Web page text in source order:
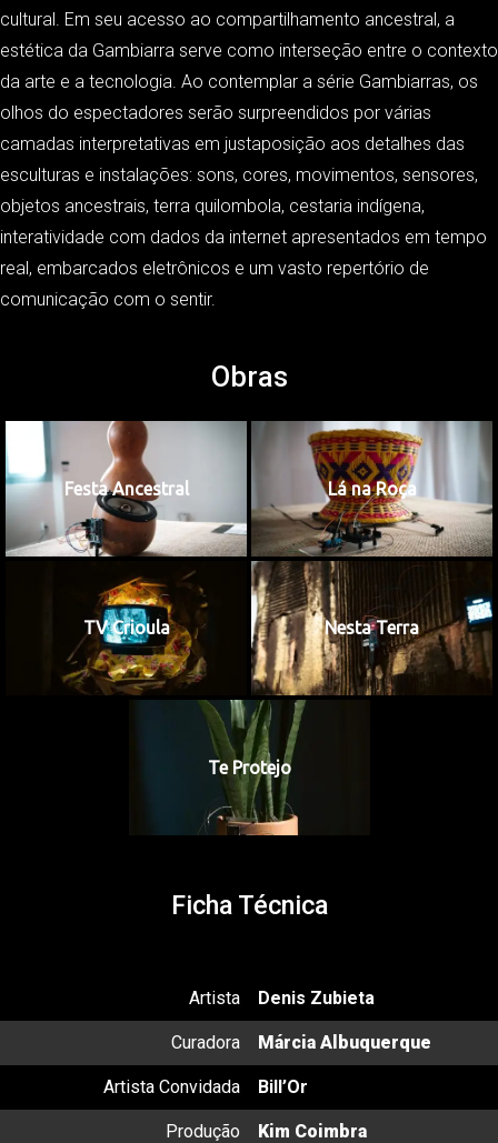
cultural. Em seu acesso ao compartilhamento ancestral, a
estética da Gambiarra serve como interseção entre o contexto
da arte e a tecnologia. Ao contemplar a série Gambiarras, os
olhos do espectadores serão surpreendidos por várias
camadas interpretativas em justaposição aos detalhes das
esculturas e instalações: sons, cores, movimentos, sensores,
objetos ancestrais, terra quilombola, cestaria indígena,
interatividade com dados da internet apresentados em tempo
real, embarcados eletrônicos e um vasto repertório de
comunicação com o sentir.
Obras
Festa Ancestral Lá na Roça
TV Crioula Nesta Terra
Te Protejo
Ficha Técnica
Artista Denis Zubieta
Curadora Márcia Albuquerque
Artista Convidada Bill’Or
Produção Kim Coimbra